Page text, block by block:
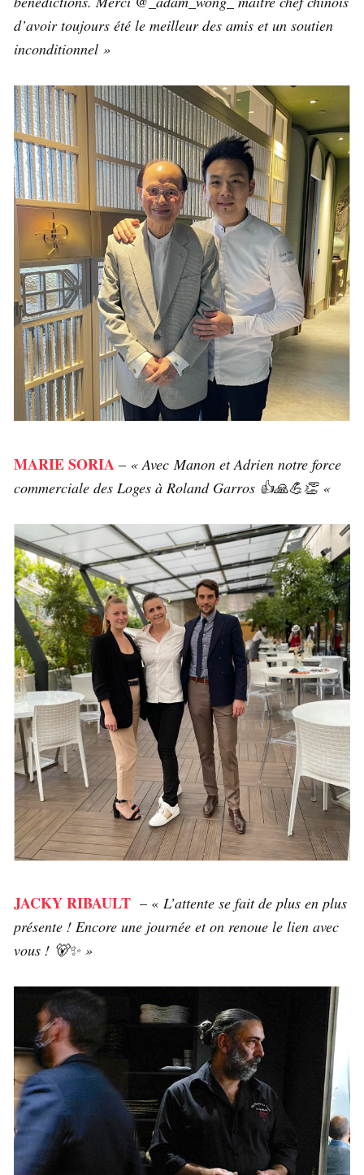
d’avoir toujours été le meilleur des amis et un soutien
inconditionnel »
MARIE SORIA – « Avec Manon et Adrien notre force
commerciale des Loges à Roland Garros 👍🙏💪👏 «
JACKY RIBAULT – « L’attente se fait de plus en plus
présente ! Encore une journée et on renoue le lien avec
vous ! 🐻✨ »